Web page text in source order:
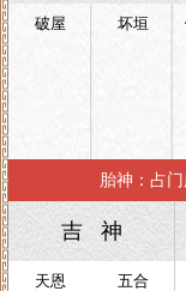
破屋 坏垣
胎神：占
吉 神
天恩
五合